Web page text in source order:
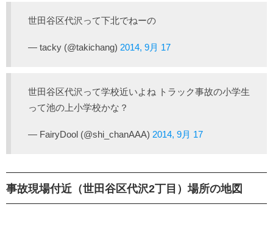
世田谷区代沢って下北でねーの
— tacky (@takichang) 2014, 9月 17
世田谷区代沢って学校近いよね トラック事故の小学生
って池の上小学校かな？
— FairyDool (@shi_chanAAA) 2014, 9月 17
事故現場付近（世田谷区代沢2丁目）場所の地図